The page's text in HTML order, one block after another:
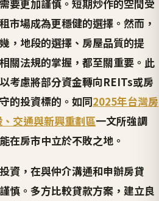
要更加謹慎。短期炒作的空間受
市場成為更穩健的選擇。然而，
，地段的選擇、房屋品質的提
關法規的掌握，都至關重要。此
考慮將部分資金轉向REITs或房
的投資標的。如同2025年台灣房
交通與新興重劃區一文所強調
在房市中立於不敗之地。
資，在與仲介溝通和申辦房貸
慎。多方比較貸款方案，建立良